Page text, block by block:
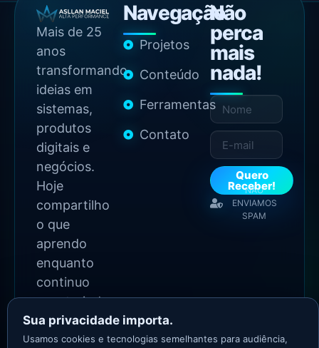
Mais de 25
anos
transformando
ideias em
sistemas,
produtos
digitais e
negócios.
Hoje
compartilho
o que
aprendo
enquanto
continuo
construindo.
Navegação
Projetos
Conteúdo
Ferramentas
Contato
Não
perca
mais
nada!
Quero
Receber!
NÃO
ENVIAMOS
SPAM
2026 Copyright - Todos
Sua privacidade importa.
Usamos cookies e tecnologias semelhantes para audiência,